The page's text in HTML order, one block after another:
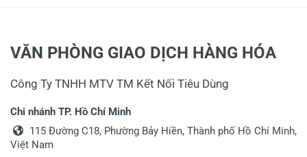
VĂN PHÒNG GIAO DỊCH HÀNG HÓA
Công Ty TNHH MTV TM Kết Nối Tiêu Dùng
Chi nhánh TP. Hồ Chí Minh
115 Đường C18, Phường Bảy Hiền, Thành phố Hồ Chí Minh,
Việt Nam